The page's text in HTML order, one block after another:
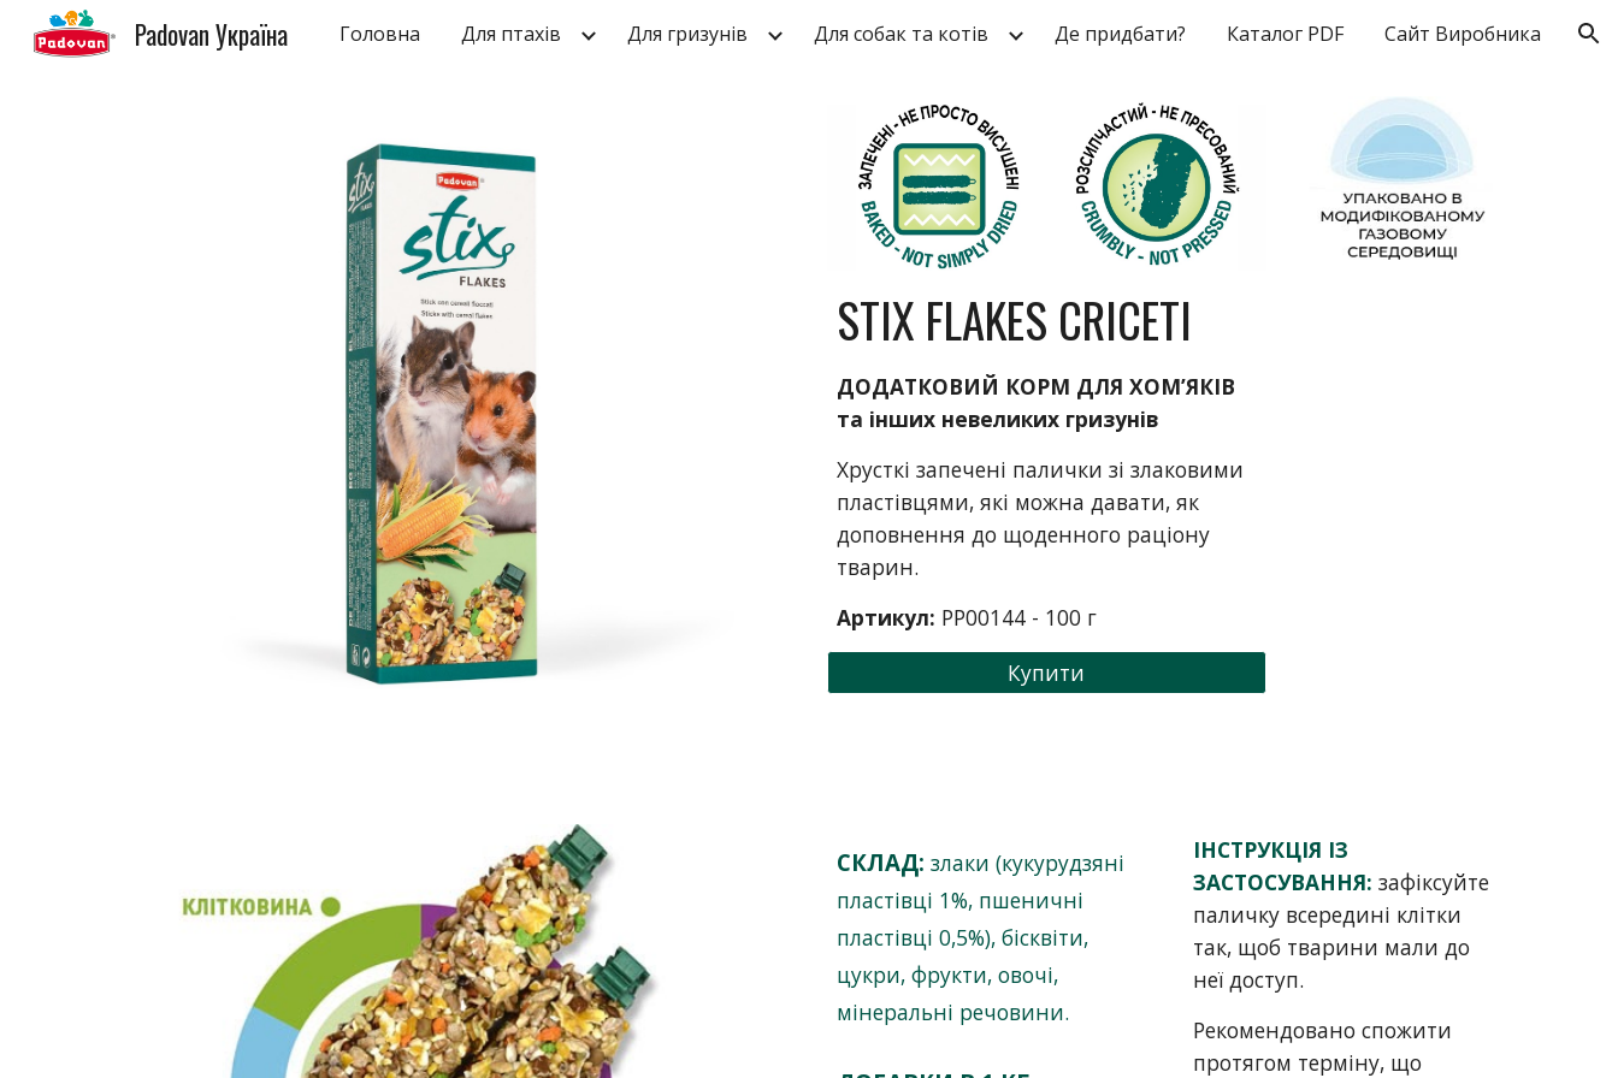
Skip to main content Skip to navigation
Padovan Україна Головна Для птахів Для гризунів Для собак та котів Де придбати? Каталог PDF Сайт Виробника
STIX FLAKES CRICETI
ДОДАТКОВИЙ КОРМ ДЛЯ ХОМ’ЯКІВ
та інших невеликих гризунів
Хрусткі запечені палички зі злаковими
пластівцями, які можна давати, як
доповнення до щоденного раціону
тварин.
Артикул: PP00144- 100 г
Купити
СКЛАД: злаки (кукурудзяні
пластівці 1%, пшеничні
пластівці 0,5%), бісквіти,
цукри, фрукти, овочі,
мінеральні речовини.
ІНСТРУКЦІЯ ІЗ
ЗАСТОСУВАННЯ: зафіксуйте
паличку всередині клітки
так, щоб тварини мали до
неї доступ.
Рекомендовано спожити
протягом терміну, що